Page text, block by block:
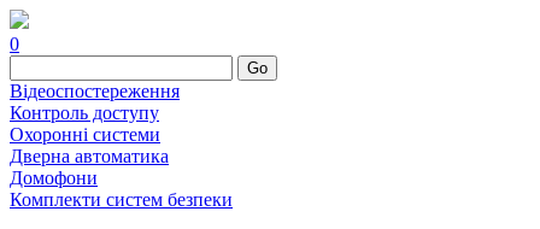
0
Go
Відеоспостереження
Контроль доступу
Охоронні системи
Дверна автоматика
Домофони
Комплекти систем безпеки